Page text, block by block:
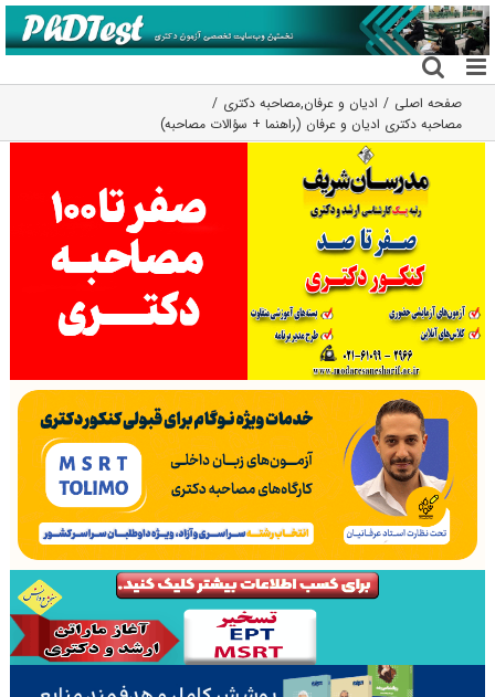
رفتن
به
محتوا
صفحه اصلی ادیان و عرفان,مصاحبه دکتری
مصاحبه دکتری ادیان و عرفان (راهنما + سؤالات مصاحبه)